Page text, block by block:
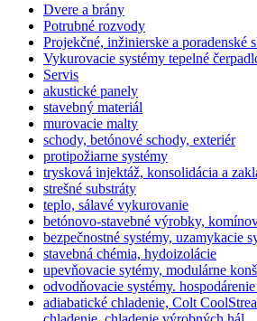
Dvere a brány
Potrubné rozvody
Projekčné, inžinierske a poradenské
Vykurovacie systémy tepelné
Servis
akustické panely
stavebný materiál
murovacie malty
schody, betónové schody, exteriér
protipožiarne systémy
trysková injektáž, konsolidácia a
strešné substráty
teplo, sálavé vykurovanie
betónovo-stavebné výrobky,
bezpečnostné systémy, uzamykacie
stavebná chémia, hydoizolácie
upevňovacie sytémy, modulárne
odvodňovacie systémy.
adiabatické chladenie, Colt